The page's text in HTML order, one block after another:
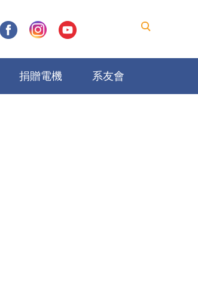
捐贈電機 系友會